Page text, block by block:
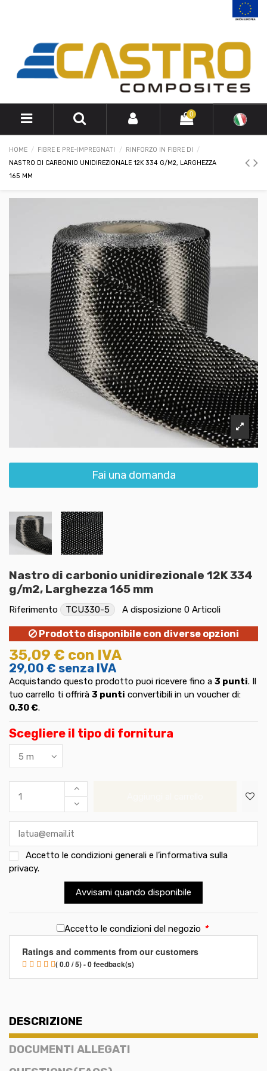
0
HOME FIBRE E PRE-IMPREGNATI
RINFORZO IN FIBRE DI
NASTRO DI CARBONIO UNIDIREZIONALE 12K 334 G/M2, LARGHEZZA
165 MM
Fai una domanda
Nastro di carbonio unidirezionale 12K 334
g/m2, Larghezza 165 mm
Riferimento TCU330-5 A disposizione 0 Articoli
Prodotto disponibile con diverse opzioni
35,09 € con IVA
29,00 € senza IVA
Acquistando questo prodotto puoi ricevere fino a 3 punti. Il
tuo carrello ti offrirà 3 punti convertibili in un voucher di:
0,30 €.
Scegliere il tipo di fornitura
Accetto le condizioni generali e l’informativa sulla
privacy.
Avvisami quando disponibile
Accetto le condizioni del negozio *
Ratings and comments from our customers
( 0.0 / 5) - 0 feedback(s)
DESCRIZIONE
DOCUMENTI ALLEGATI